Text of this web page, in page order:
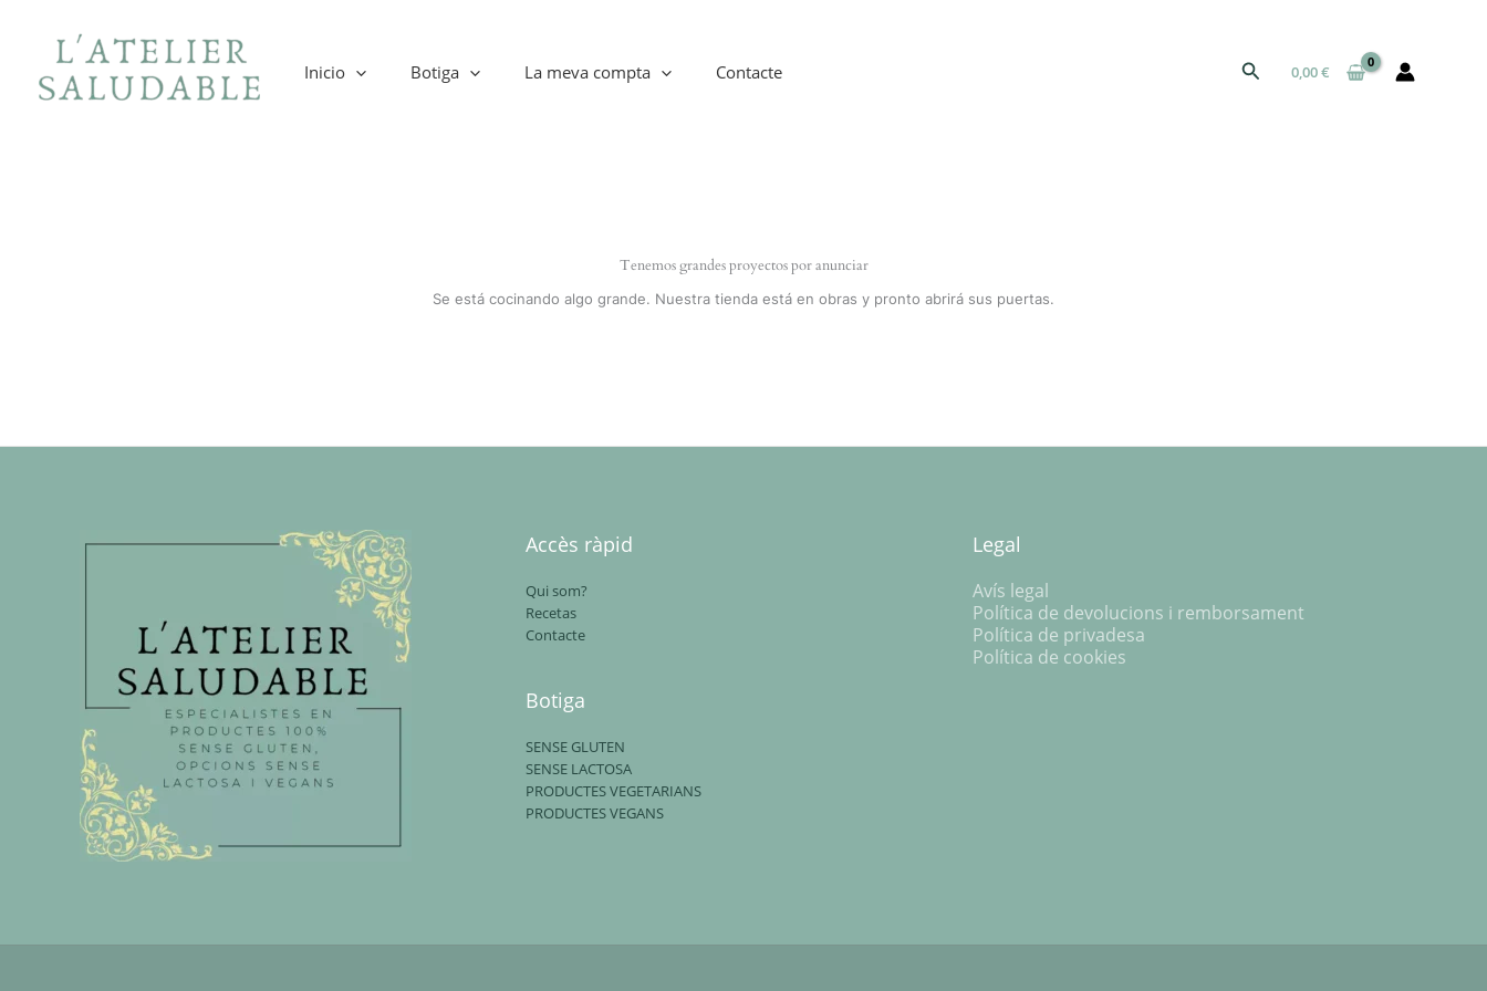
contenido
Inicio Botiga La meva compta Contacte Buscar0,00€
Tenemos grandes proyectos por anunciar
Se está cocinando algo grande. Nuestra tienda está en obras y pronto abrirá sus puertas.
Accès ràpid
Qui som?
Recetas
Contacte
Botiga
SENSE GLUTEN
SENSE LACTOSA
PRODUCTES VEGETARIANS
PRODUCTES VEGANS
Legal
Avís legal
Política de devolucions i remborsament
Política de privadesa
Política de cookies